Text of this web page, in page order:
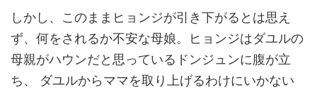
しかし、このままヒョンジが引き下がるとは思え
ず、何をされるか不安な母娘。ヒョンジはダユルの
母親がハウンだと思っているドンジュンに腹が立
ち、 ダユルからママを取り上げるわけにいかない